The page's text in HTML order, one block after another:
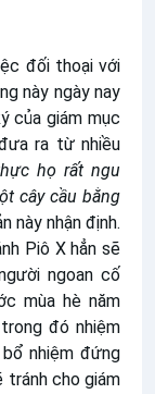
đối thoại với
này ngày nay
của giám mục
ra từ nhiều
họ rất ngu
cây cầu bằng
này nhận định.
Piô X hẳn sẽ
ngoan cố
mùa hè năm
đó nhiệm
nhiệm đứng
tránh cho giám